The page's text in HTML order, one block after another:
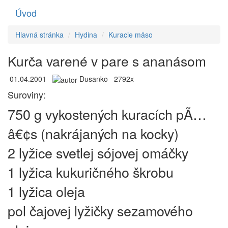
Úvod
Hlavná stránka Hydina Kuracie mäso
Kurča varené v pare s ananásom
01.04.2001 Dusanko 2792x
Suroviny:
750 g vykostených kuracích pÃ…
â€¢s (nakrájaných na kocky)
2 lyžice svetlej sójovej omáčky
1 lyžica kukuričného škrobu
1 lyžica oleja
pol čajovej lyžičky sezamového